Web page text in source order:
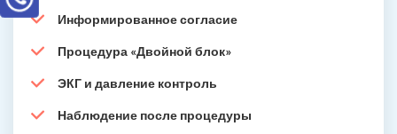
Информированное согласие
Процедура «Двойной блок»
ЭКГ и давление контроль
Наблюдение после процедуры